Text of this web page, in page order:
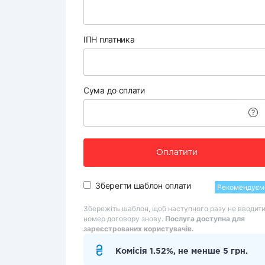
ІПН платника
Сума до сплати
Оплатити
Зберегти шаблон оплати
Збережіть шаблон, щоб наступного разу не вводити
номер договору знову. Послуга доступна для
зареєстрованих користувачів.
Комісія 1.52%, не менше 5 грн.